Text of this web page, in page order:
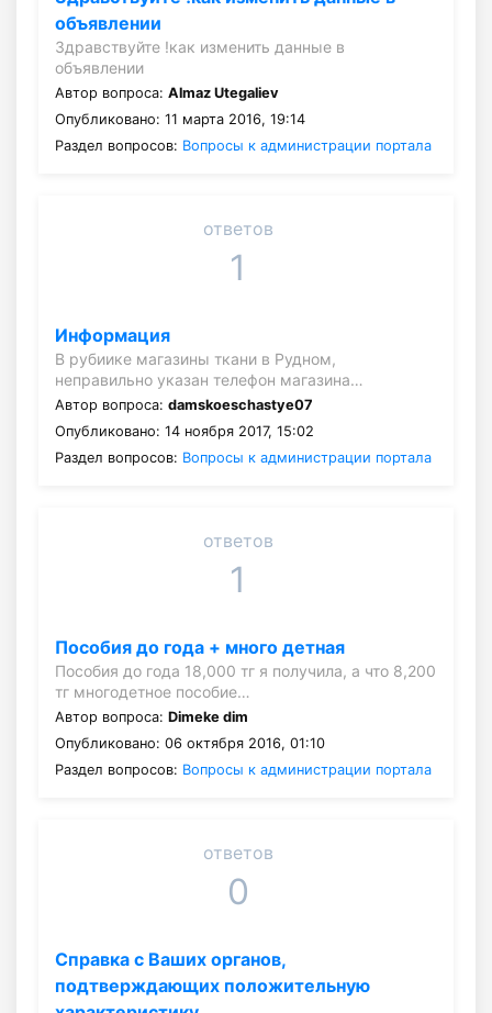
объявлении
Здравствуйте !как изменить данные в
объявлении
Автор вопроса: Almaz Utegaliev
Опубликовано: 11 марта 2016, 19:14
Раздел вопросов: Вопросы к администрации портала
ответов
1
Информация
В рубиике магазины ткани в Рудном,
неправильно указан телефон магазина…
Автор вопроса: damskoeschastye07
Опубликовано: 14 ноября 2017, 15:02
Раздел вопросов: Вопросы к администрации портала
ответов
1
Пособия до года + много детная
Пособия до года 18,000 тг я получила, а что 8,200
тг многодетное пособие…
Автор вопроса: Dimeke dim
Опубликовано: 06 октября 2016, 01:10
Раздел вопросов: Вопросы к администрации портала
ответов
0
Справка с Ваших органов,
подтверждающих положительную